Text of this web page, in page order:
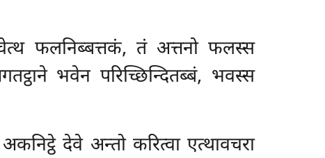
फलनिब्बत्तकं, तं अत्तनो फलस्स
भवेन परिच्छिन्दितब्बं, भवस्स
देवे अन्तो करित्वा एत्थावचरा